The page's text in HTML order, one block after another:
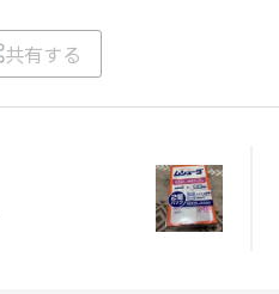
共有する